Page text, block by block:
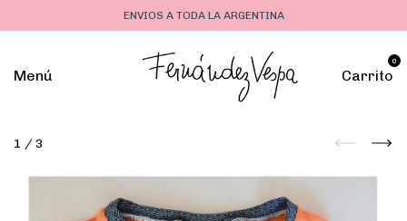
ENVIOS A TODA LA ARGENTINA
Menú Carrito
0
1 / 3